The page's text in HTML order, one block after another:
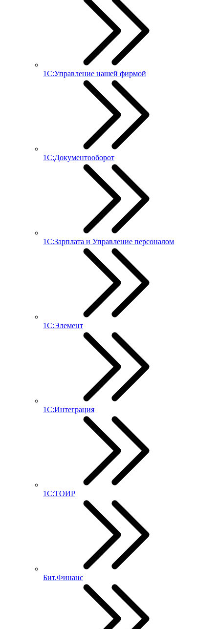
1С:Управление нашей фирмой
1С:Документооборот
1С:Зарплата и Управление персоналом
1С:Элемент
1С:Интеграция
1С:ТОИР
Бит.Финанс